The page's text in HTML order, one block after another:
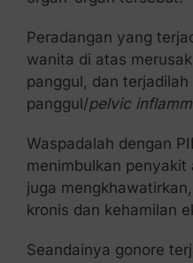
Peradangan yang
wanita di atas
panggul, dan
panggul/pelvic
Waspadalah dengan
menimbulkan
juga
kronis dan kehamilan
Seandainya gonore